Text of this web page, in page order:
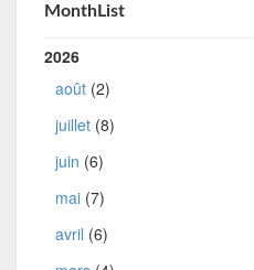
MonthList
2026
août (2)
juillet (8)
juin (6)
mai (7)
avril (6)